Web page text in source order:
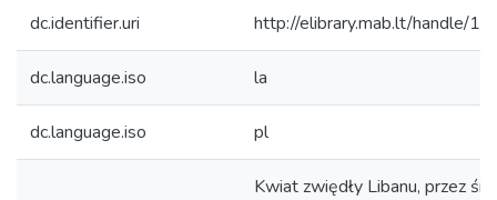
dc.identifier.uri http://elibrary.mab.lt/handle/1/
dc.language.iso la
dc.language.iso pl
Kwiat zwiędły Libanu, przez